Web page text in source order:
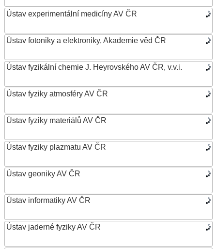
Ústav experimentální medicíny AV ČR
Ústav fotoniky a elektroniky, Akademie věd ČR
Ústav fyzikální chemie J. Heyrovského AV ČR, v.v.i.
Ústav fyziky atmosféry AV ČR
Ústav fyziky materiálů AV ČR
Ústav fyziky plazmatu AV ČR
Ústav geoniky AV ČR
Ústav informatiky AV ČR
Ústav jaderné fyziky AV ČR